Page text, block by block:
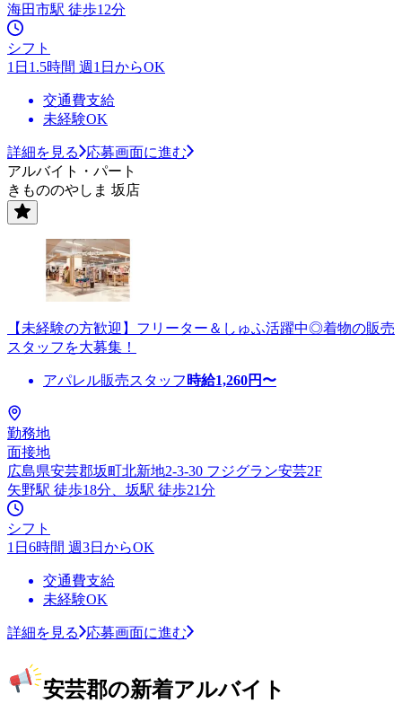
海田市駅 徒歩12分
シフト
1日1.5時間 週1日からOK
交通費支給
未経験OK
詳細を見る
応募画面に進む
アルバイト・パート
きもののやしま 坂店
【未経験の方歓迎】フリーター＆しゅふ活躍中◎着物の販売
スタッフを大募集！
アパレル販売スタッフ 時給1,260円〜
勤務地
面接地
広島県安芸郡坂町北新地2-3-30 フジグラン安芸2F
矢野駅 徒歩18分、坂駅 徒歩21分
シフト
1日6時間 週3日からOK
交通費支給
未経験OK
詳細を見る 応募画面に進む
安芸郡の新着アルバイト